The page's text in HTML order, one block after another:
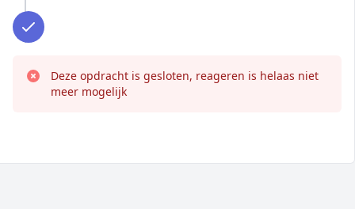
Deze opdracht is gesloten, reageren is helaas niet
meer mogelijk